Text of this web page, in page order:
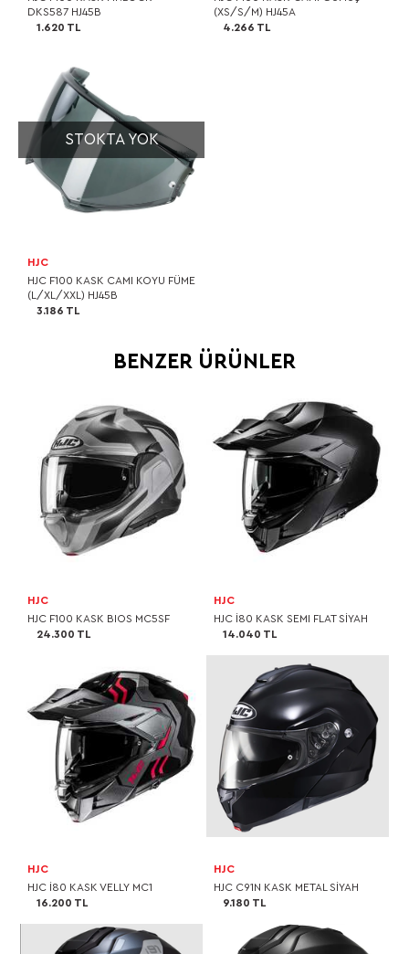
DKS587 HJ45B
1.620 TL
(XS/S/M) HJ45A
4.266 TL
STOKTA YOK
HJC
HJC F100 KASK CAMI KOYU FÜME
(L/XL/XXL) HJ45B
3.186 TL
BENZER ÜRÜNLER
HJC
HJC F100 KASK BIOS MC5SF
24.300 TL
HJC
HJC I80 KASK SEMI FLAT SİYAH
14.040 TL
HJC
HJC I80 KASK VELLY MC1
16.200 TL
HJC
HJC C91N KASK METAL SİYAH
9.180 TL